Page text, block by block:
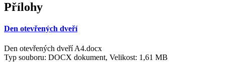
Přílohy
Den otevřených dveří
Den otevřených dveří A4.docx
Typ souboru: DOCX dokument, Velikost: 1,61 MB